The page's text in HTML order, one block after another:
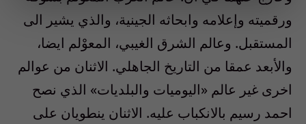
ورقميته وإعلامه وابحاثه الجينية، والذي يشير الى
المستقبل. وعالم الشرق الغيبي، المعوْلم ايضا،
والأبعد عمقا من التاريخ الجاهلي. الاثنان من عوالم
اخرى غير عالم «اليوميات والبلديات» الذي نصح
احمد رسيم بالانكباب عليه. الاثنان ينطويان على